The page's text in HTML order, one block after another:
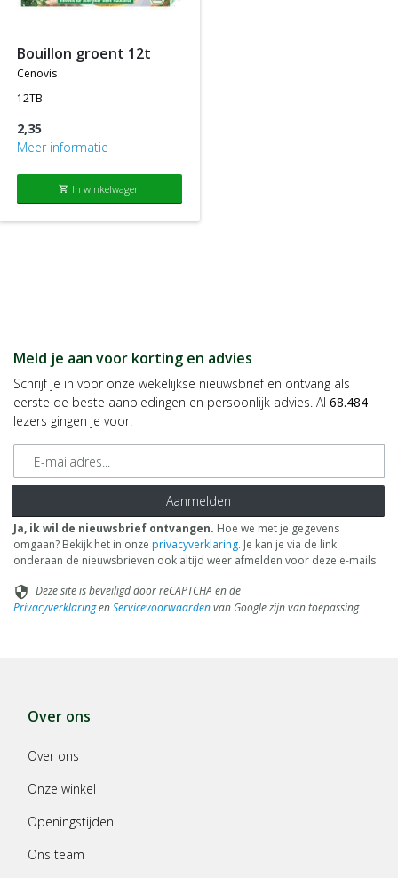
producten die tegen de normale of standaard verkoopprijs
bouillon groent 12t
cenovis
12TB
2,35
Meer informatie
shopping_cart In winkelwagen
Meld je aan voor korting en advies
Schrijf je in voor onze wekelijkse nieuwsbrief en ontvang als
eerste de beste aanbiedingen en persoonlijk advies. Al 68.484
lezers gingen je voor.
E-mailadres
Aanmelden
Ja, ik wil de nieuwsbrief ontvangen. Hoe we met je gegevens
omgaan? Bekijk het in onze privacyverklaring. Je kan je via de link
onderaan de nieuwsbrieven ook altijd weer afmelden voor deze e-mails
security Deze site is beveiligd door reCAPTCHA en de
PrivacyverklaringenServicevoorwaardenvan Google zijn van toepassing
Over ons
Over ons
Onze winkel
Openingstijden
Ons team